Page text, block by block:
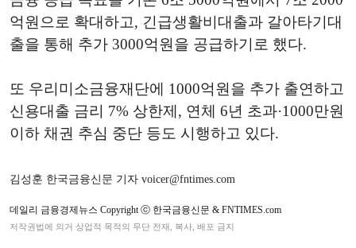
억원으로 확대하고, 긴급생활비대출과 갈아타기대
출을 통해 추가 3000억원을 공급하기로 했다.
또 우리미소금융재단에 1000억원을 추가 출연하고
신용대출 금리 7% 상한제, 연체 6년 초과·1000만원
이하 채권 추심 중단 등도 시행하고 있다.
김성훈 한국금융신문 기자 voicer@fntimes.com
데일리 금융경제뉴스 Copyright ⓒ 한국금융신문 & FNTIMES.com
저작권법에 의거 상업적 목적의 무단 전재, 복사, 배포 금지